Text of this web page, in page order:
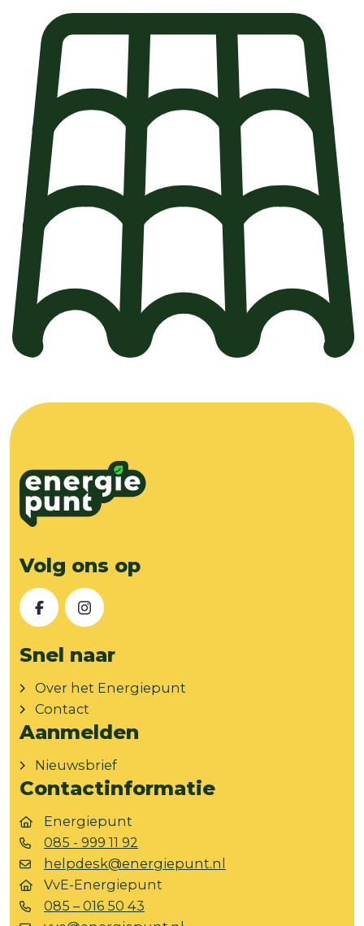
Volg ons op
FacebookInstagram
Snel naar
Over het Energiepunt
Contact
Aanmelden
Nieuwsbrief
Contactinformatie
Energiepunt
085 - 999 11 92
helpdesk@energiepunt.nl
VvE-Energiepunt
085 – 016 50 43